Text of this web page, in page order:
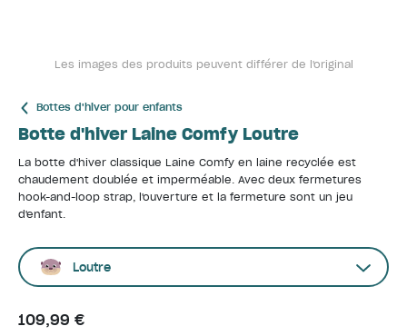
Les images des produits peuvent différer de l'original
Bottes d'hiver pour enfants
Botte d'hiver Laine Comfy Loutre
La botte d'hiver classique Laine Comfy en laine recyclée est
chaudement doublée et imperméable. Avec deux fermetures
hook-and-loop strap, l'ouverture et la fermeture sont un jeu
d'enfant.
Loutre
109,99 €